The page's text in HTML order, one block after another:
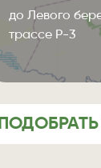
до Левого
трассе Р-3